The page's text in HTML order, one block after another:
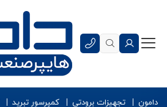
دامون تجهیزات برودتی کمپرسور تبرید